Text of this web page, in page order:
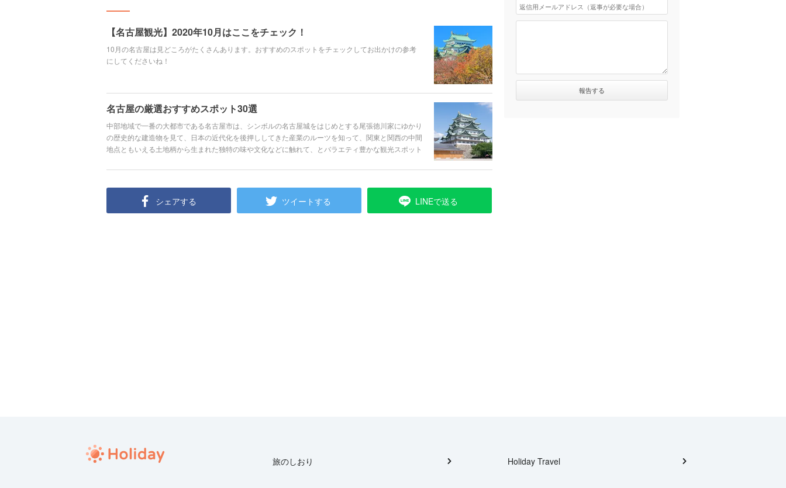
【名古屋観光】2020年10月はここをチェック！
10月の名古屋は見どころがたくさんあります。おすすめのスポットをチェックしてお出かけの参考
にしてくださいね！
名古屋の厳選おすすめスポット30選
中部地域で一番の大都市である名古屋市は、シンボルの名古屋城をはじめとする尾張徳川家にゆかり
の歴史的な建造物を見て、日本の近代化を後押ししてきた産業のルーツを知って、関東と関西の中間
地点ともいえる土地柄から生まれた独特の味や文化などに触れて、とバラエティ豊かな観光スポット
うなフォトジェニックなスポットも満載の、名古屋のおすすめ30選をご紹介します。
シェアする ツイートする LINEで送る
旅のしおり Holiday Travel